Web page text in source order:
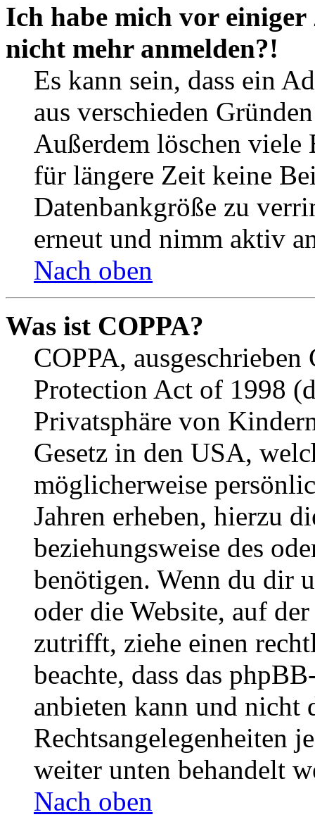
Ich habe mich vor
nicht mehr anmelden?!
Es kann sein, dass ein
aus verschieden
Außerdem löschen viele
für längere Zeit keine
Datenbankgröße zu
erneut und nimm aktiv
Nach oben
Was ist COPPA?
COPPA,
Protection Act of 1998
Privatsphäre von
Gesetz in den USA,
möglicherweise
Jahren erheben, hierzu
beziehungsweise des
benötigen. Wenn du dir
oder die Website, auf
zutrifft, ziehe einen
beachte, dass das
anbieten kann und nicht
Rechtsangelegenheiten
weiter unten behandelt
Nach oben